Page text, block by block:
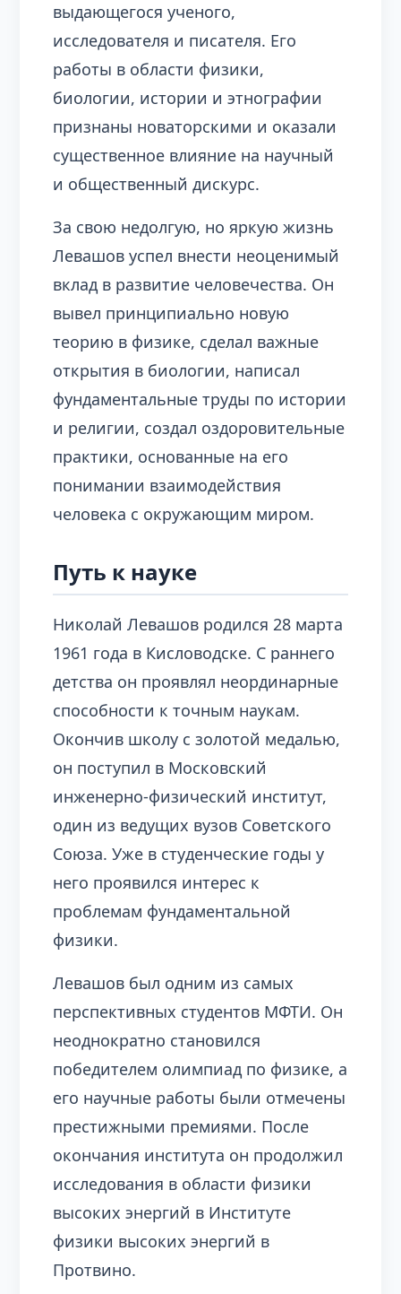
выдающегося ученого,
исследователя и писателя. Его
работы в области физики,
биологии, истории и этнографии
признаны новаторскими и оказали
существенное влияние на научный
и общественный дискурс.
За свою недолгую, но яркую жизнь
Левашов успел внести неоценимый
вклад в развитие человечества. Он
вывел принципиально новую
теорию в физике, сделал важные
открытия в биологии, написал
фундаментальные труды по истории
и религии, создал оздоровительные
практики, основанные на его
понимании взаимодействия
человека с окружающим миром.
Путь к науке
Николай Левашов родился 28 марта
1961 года в Кисловодске. С раннего
детства он проявлял неординарные
способности к точным наукам.
Окончив школу с золотой медалью,
он поступил в Московский
инженерно-физический институт,
один из ведущих вузов Советского
Союза. Уже в студенческие годы у
него проявился интерес к
проблемам фундаментальной
физики.
Левашов был одним из самых
перспективных студентов МФТИ. Он
неоднократно становился
победителем олимпиад по физике, а
его научные работы были отмечены
престижными премиями. После
окончания института он продолжил
исследования в области физики
высоких энергий в Институте
физики высоких энергий в
Протвино.